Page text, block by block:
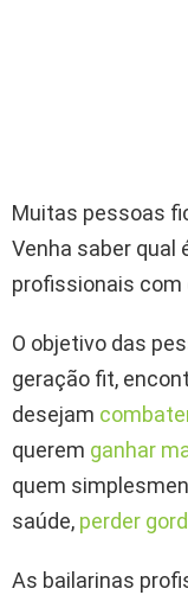
Muitas pessoas
Venha saber qual
profissionais com
O objetivo das
geração fit,
desejam
querem ganhar
quem
saúde, perder
As bailarinas